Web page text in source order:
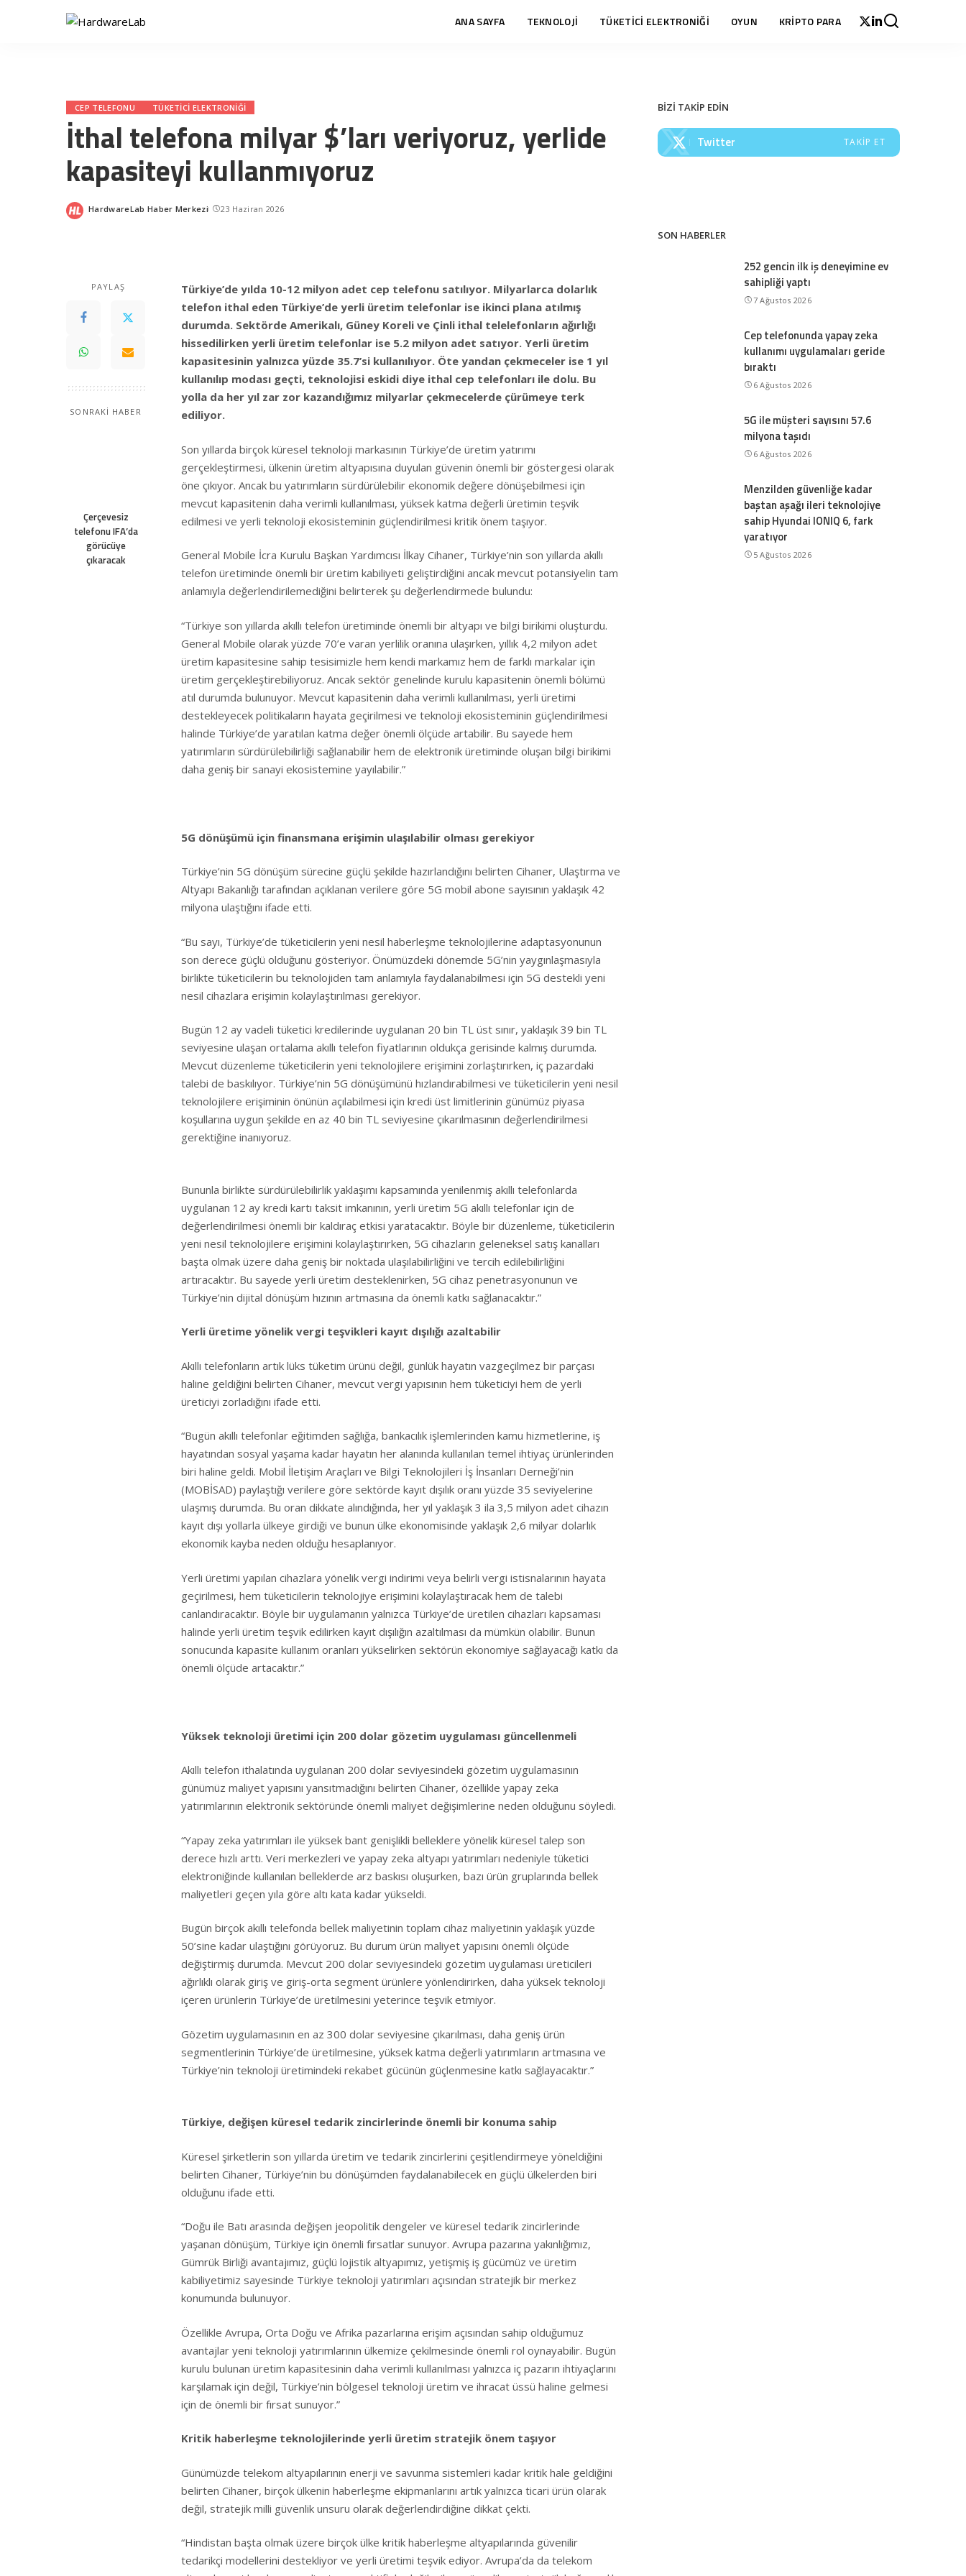
ANA SAYFA TEKNOLOJİ TÜKETİCİ ELEKTRONİĞİ OYUN KRİPTO PARA
CEP TELEFONU TÜKETICI ELEKTRONIĞI
İthal telefona milyar $’ları veriyoruz, yerlide
kapasiteyi kullanmıyoruz
Posted
HardwareLab Haber Merkezi 23 Haziran 2026
PAYLAŞ
SONRAKİ HABER
Çerçevesiz
telefonu IFA’da
görücüye
çıkaracak
Türkiye’de yılda 10-12 milyon adet cep telefonu satılıyor. Milyarlarca dolarlık
telefon ithal eden Türkiye’de yerli üretim telefonlar ise ikinci plana atılmış
durumda. Sektörde Amerikalı, Güney Koreli ve Çinli ithal telelefonların ağırlığı
hissedilirken yerli üretim telefonlar ise 5.2 milyon adet satıyor. Yerli üretim
kapasitesinin yalnızca yüzde 35.7’si kullanılıyor. Öte yandan çekmeceler ise 1 yıl
kullanılıp modası geçti, teknolojisi eskidi diye ithal cep telefonları ile dolu. Bu
yolla da her yıl zar zor kazandığımız milyarlar çekmecelerde çürümeye terk
ediliyor.
Son yıllarda birçok küresel teknoloji markasının Türkiye’de üretim yatırımı
gerçekleştirmesi, ülkenin üretim altyapısına duyulan güvenin önemli bir göstergesi olarak
öne çıkıyor. Ancak bu yatırımların sürdürülebilir ekonomik değere dönüşebilmesi için
mevcut kapasitenin daha verimli kullanılması, yüksek katma değerli üretimin teşvik
edilmesi ve yerli teknoloji ekosisteminin güçlendirilmesi kritik önem taşıyor.
General Mobile İcra Kurulu Başkan Yardımcısı İlkay Cihaner, Türkiye’nin son yıllarda akıllı
telefon üretiminde önemli bir üretim kabiliyeti geliştirdiğini ancak mevcut potansiyelin tam
anlamıyla değerlendirilemediğini belirterek şu değerlendirmede bulundu:
“Türkiye son yıllarda akıllı telefon üretiminde önemli bir altyapı ve bilgi birikimi oluşturdu.
General Mobile olarak yüzde 70’e varan yerlilik oranına ulaşırken, yıllık 4,2 milyon adet
üretim kapasitesine sahip tesisimizle hem kendi markamız hem de farklı markalar için
üretim gerçekleştirebiliyoruz. Ancak sektör genelinde kurulu kapasitenin önemli bölümü
atıl durumda bulunuyor. Mevcut kapasitenin daha verimli kullanılması, yerli üretimi
destekleyecek politikaların hayata geçirilmesi ve teknoloji ekosisteminin güçlendirilmesi
halinde Türkiye’de yaratılan katma değer önemli ölçüde artabilir. Bu sayede hem
yatırımların sürdürülebilirliği sağlanabilir hem de elektronik üretiminde oluşan bilgi birikimi
daha geniş bir sanayi ekosistemine yayılabilir.”
5G dönüşümü için finansmana erişimin ulaşılabilir olması gerekiyor
Türkiye’nin 5G dönüşüm sürecine güçlü şekilde hazırlandığını belirten Cihaner, Ulaştırma ve
Altyapı Bakanlığı tarafından açıklanan verilere göre 5G mobil abone sayısının yaklaşık 42
milyona ulaştığını ifade etti.
“Bu sayı, Türkiye’de tüketicilerin yeni nesil haberleşme teknolojilerine adaptasyonunun
son derece güçlü olduğunu gösteriyor. Önümüzdeki dönemde 5G’nin yaygınlaşmasıyla
birlikte tüketicilerin bu teknolojiden tam anlamıyla faydalanabilmesi için 5G destekli yeni
nesil cihazlara erişimin kolaylaştırılması gerekiyor.
Bugün 12 ay vadeli tüketici kredilerinde uygulanan 20 bin TL üst sınır, yaklaşık 39 bin TL
seviyesine ulaşan ortalama akıllı telefon fiyatlarının oldukça gerisinde kalmış durumda.
Mevcut düzenleme tüketicilerin yeni teknolojilere erişimini zorlaştırırken, iç pazardaki
talebi de baskılıyor. Türkiye’nin 5G dönüşümünü hızlandırabilmesi ve tüketicilerin yeni nesil
teknolojilere erişiminin önünün açılabilmesi için kredi üst limitlerinin günümüz piyasa
koşullarına uygun şekilde en az 40 bin TL seviyesine çıkarılmasının değerlendirilmesi
gerektiğine inanıyoruz.
Bununla birlikte sürdürülebilirlik yaklaşımı kapsamında yenilenmiş akıllı telefonlarda
uygulanan 12 ay kredi kartı taksit imkanının, yerli üretim 5G akıllı telefonlar için de
değerlendirilmesi önemli bir kaldıraç etkisi yaratacaktır. Böyle bir düzenleme, tüketicilerin
yeni nesil teknolojilere erişimini kolaylaştırırken, 5G cihazların geleneksel satış kanalları
başta olmak üzere daha geniş bir noktada ulaşılabilirliğini ve tercih edilebilirliğini
artıracaktır. Bu sayede yerli üretim desteklenirken, 5G cihaz penetrasyonunun ve
Türkiye’nin dijital dönüşüm hızının artmasına da önemli katkı sağlanacaktır.”
Yerli üretime yönelik vergi teşvikleri kayıt dışılığı azaltabilir
Akıllı telefonların artık lüks tüketim ürünü değil, günlük hayatın vazgeçilmez bir parçası
haline geldiğini belirten Cihaner, mevcut vergi yapısının hem tüketiciyi hem de yerli
üreticiyi zorladığını ifade etti.
“Bugün akıllı telefonlar eğitimden sağlığa, bankacılık işlemlerinden kamu hizmetlerine, iş
hayatından sosyal yaşama kadar hayatın her alanında kullanılan temel ihtiyaç ürünlerinden
biri haline geldi. Mobil İletişim Araçları ve Bilgi Teknolojileri İş İnsanları Derneği’nin
(MOBİSAD) paylaştığı verilere göre sektörde kayıt dışılık oranı yüzde 35 seviyelerine
ulaşmış durumda. Bu oran dikkate alındığında, her yıl yaklaşık 3 ila 3,5 milyon adet cihazın
kayıt dışı yollarla ülkeye girdiği ve bunun ülke ekonomisinde yaklaşık 2,6 milyar dolarlık
ekonomik kayba neden olduğu hesaplanıyor.
Yerli üretimi yapılan cihazlara yönelik vergi indirimi veya belirli vergi istisnalarının hayata
geçirilmesi, hem tüketicilerin teknolojiye erişimini kolaylaştıracak hem de talebi
canlandıracaktır. Böyle bir uygulamanın yalnızca Türkiye’de üretilen cihazları kapsaması
halinde yerli üretim teşvik edilirken kayıt dışılığın azaltılması da mümkün olabilir. Bunun
sonucunda kapasite kullanım oranları yükselirken sektörün ekonomiye sağlayacağı katkı da
önemli ölçüde artacaktır.”
Yüksek teknoloji üretimi için 200 dolar gözetim uygulaması güncellenmeli
Akıllı telefon ithalatında uygulanan 200 dolar seviyesindeki gözetim uygulamasının
günümüz maliyet yapısını yansıtmadığını belirten Cihaner, özellikle yapay zeka
yatırımlarının elektronik sektöründe önemli maliyet değişimlerine neden olduğunu söyledi.
“Yapay zeka yatırımları ile yüksek bant genişlikli belleklere yönelik küresel talep son
derece hızlı arttı. Veri merkezleri ve yapay zeka altyapı yatırımları nedeniyle tüketici
elektroniğinde kullanılan belleklerde arz baskısı oluşurken, bazı ürün gruplarında bellek
maliyetleri geçen yıla göre altı kata kadar yükseldi.
Bugün birçok akıllı telefonda bellek maliyetinin toplam cihaz maliyetinin yaklaşık yüzde
50’sine kadar ulaştığını görüyoruz. Bu durum ürün maliyet yapısını önemli ölçüde
değiştirmiş durumda. Mevcut 200 dolar seviyesindeki gözetim uygulaması üreticileri
ağırlıklı olarak giriş ve giriş-orta segment ürünlere yönlendirirken, daha yüksek teknoloji
içeren ürünlerin Türkiye’de üretilmesini yeterince teşvik etmiyor.
Gözetim uygulamasının en az 300 dolar seviyesine çıkarılması, daha geniş ürün
segmentlerinin Türkiye’de üretilmesine, yüksek katma değerli yatırımların artmasına ve
Türkiye’nin teknoloji üretimindeki rekabet gücünün güçlenmesine katkı sağlayacaktır.”
Türkiye, değişen küresel tedarik zincirlerinde önemli bir konuma sahip
Küresel şirketlerin son yıllarda üretim ve tedarik zincirlerini çeşitlendirmeye yöneldiğini
belirten Cihaner, Türkiye’nin bu dönüşümden faydalanabilecek en güçlü ülkelerden biri
olduğunu ifade etti.
“Doğu ile Batı arasında değişen jeopolitik dengeler ve küresel tedarik zincirlerinde
yaşanan dönüşüm, Türkiye için önemli fırsatlar sunuyor. Avrupa pazarına yakınlığımız,
Gümrük Birliği avantajımız, güçlü lojistik altyapımız, yetişmiş iş gücümüz ve üretim
kabiliyetimiz sayesinde Türkiye teknoloji yatırımları açısından stratejik bir merkez
konumunda bulunuyor.
Özellikle Avrupa, Orta Doğu ve Afrika pazarlarına erişim açısından sahip olduğumuz
avantajlar yeni teknoloji yatırımlarının ülkemize çekilmesinde önemli rol oynayabilir. Bugün
kurulu bulunan üretim kapasitesinin daha verimli kullanılması yalnızca iç pazarın ihtiyaçlarını
karşılamak için değil, Türkiye’nin bölgesel teknoloji üretim ve ihracat üssü haline gelmesi
için de önemli bir fırsat sunuyor.”
Kritik haberleşme teknolojilerinde yerli üretim stratejik önem taşıyor
Günümüzde telekom altyapılarının enerji ve savunma sistemleri kadar kritik hale geldiğini
belirten Cihaner, birçok ülkenin haberleşme ekipmanlarını artık yalnızca ticari ürün olarak
değil, stratejik milli güvenlik unsuru olarak değerlendirdiğine dikkat çekti.
“Hindistan başta olmak üzere birçok ülke kritik haberleşme altyapılarında güvenilir
tedarikçi modellerini destekliyor ve yerli üretimi teşvik ediyor. Avrupa’da da telekom
BİZİ TAKİP EDİN
Twitter TAKIP ET
SON HABERLER
252 gencin ilk iş deneyimine ev
sahipliği yaptı
7 Ağustos 2026
Cep telefonunda yapay zeka
kullanımı uygulamaları geride
bıraktı
6 Ağustos 2026
5G ile müşteri sayısını 57.6
milyona taşıdı
6 Ağustos 2026
Menzilden güvenliğe kadar
baştan aşağı ileri teknolojiye
sahip Hyundai IONIQ 6, fark
yaratıyor
5 Ağustos 2026